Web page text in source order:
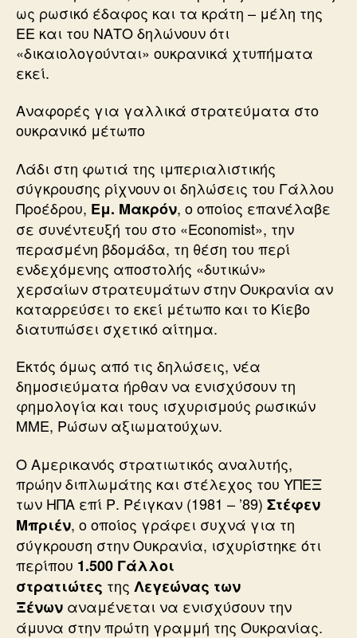
ως ρωσικό έδαφος και τα κράτη – μέλη της
ΕΕ και του ΝΑΤΟ δηλώνουν ότι
«δικαιολογούνται» ουκρανικά χτυπήματα
εκεί.
Αναφορές για γαλλικά στρατεύματα στο
ουκρανικό μέτωπο
Λάδι στη φωτιά της ιμπεριαλιστικής
σύγκρουσης ρίχνουν οι δηλώσεις του Γάλλου
Προέδρου, Εμ. Μακρόν, ο οποίος επανέλαβε
σε συνέντευξή του στο «Economist», την
περασμένη βδομάδα, τη θέση του περί
ενδεχόμενης αποστολής «δυτικών»
χερσαίων στρατευμάτων στην Ουκρανία αν
καταρρεύσει το εκεί μέτωπο και το Κίεβο
διατυπώσει σχετικό αίτημα.
Εκτός όμως από τις δηλώσεις, νέα
δημοσιεύματα ήρθαν να ενισχύσουν τη
φημολογία και τους ισχυρισμούς ρωσικών
ΜΜΕ, Ρώσων αξιωματούχων.
Ο Αμερικανός στρατιωτικός αναλυτής,
πρώην διπλωμάτης και στέλεχος του ΥΠΕΞ
των ΗΠΑ επί Ρ. Ρέιγκαν (1981 – ’89) Στέφεν
Μπριέν, ο οποίος γράφει συχνά για τη
σύγκρουση στην Ουκρανία, ισχυρίστηκε ότι
περίπου 1.500 Γάλλοι
στρατιώτες της Λεγεώνας των
Ξένων αναμένεται να ενισχύσουν την
άμυνα στην πρώτη γραμμή της Ουκρανίας.